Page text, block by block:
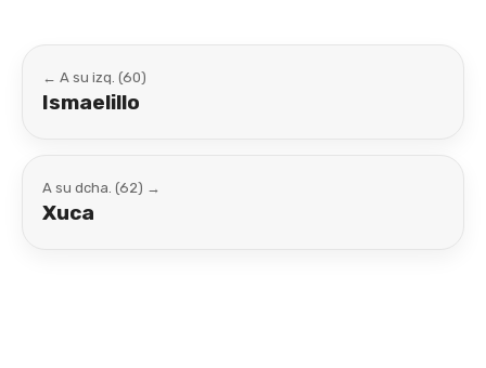
← A su izq. (60)
Ismaelillo
A su dcha. (62) →
Xuca